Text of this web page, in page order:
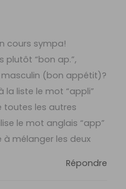
cours sympa!
plutôt “bon ap.”,
masculin (bon appétit)?
la liste le mot “appli”
toutes les autres
le mot anglais “app”
mélanger les deux
Répondre